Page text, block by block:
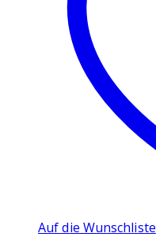
Auf die Wunschliste